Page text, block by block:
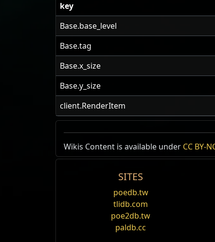
key
Base.base_level
Base.tag
Base.x_size
Base.y_size
client.RenderItem
Wikis Content is available under CC BY-
SITES
poedb.tw
tlidb.com
poe2db.tw
paldb.cc